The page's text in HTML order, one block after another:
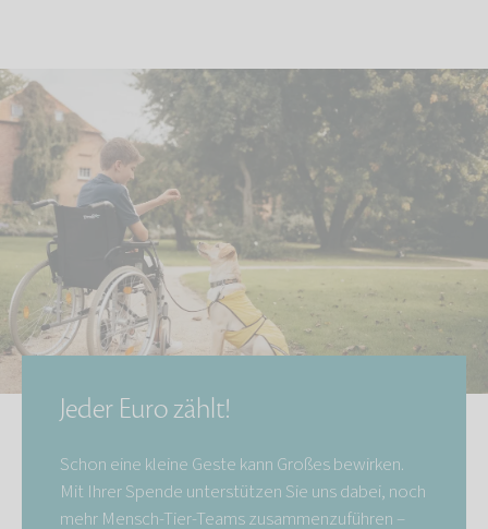
Jeder Euro zählt!
Schon eine kleine Geste kann Großes bewirken.
Mit Ihrer Spende unterstützen Sie uns dabei, noch
mehr Mensch-Tier-Teams zusammenzuführen –